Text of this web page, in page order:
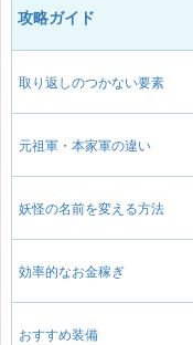
攻略ガイド
取り返しのつかない要素
元祖軍・本家軍の違い
妖怪の名前を変える方法
効率的なお金稼ぎ
おすすめ装備